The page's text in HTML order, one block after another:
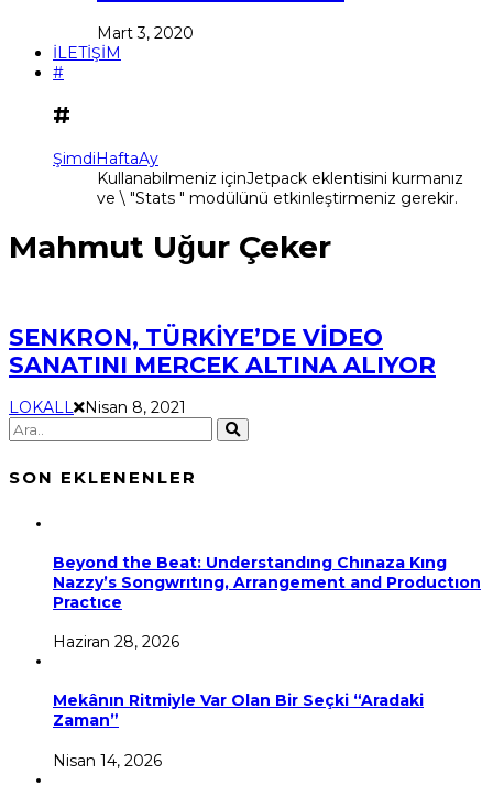
Mart 3, 2020
İLETİŞİM
#
#
ŞimdiHaftaAy
Kullanabilmeniz içinJetpack eklentisini kurmanız
ve \ "Stats " modülünü etkinleştirmeniz gerekir.
Mahmut Uğur Çeker
SENKRON, TÜRKİYE’DE VİDEO
SANATINI MERCEK ALTINA ALIYOR
LOKALL Nisan 8, 2021
SON EKLENENLER
Beyond the Beat: Understandıng Chınaza Kıng
Nazzy’s Songwrıtıng, Arrangement and Productıon
Practıce
Haziran 28, 2026
Mekânın Ritmiyle Var Olan Bir Seçki “Aradaki
Zaman”
Nisan 14, 2026